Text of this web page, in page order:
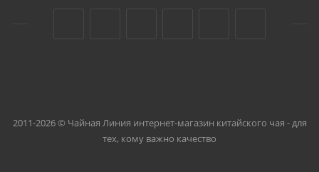
2011-2026 © Чайная Линия интернет-магазин китайского чая - для
тех, кому важно качество